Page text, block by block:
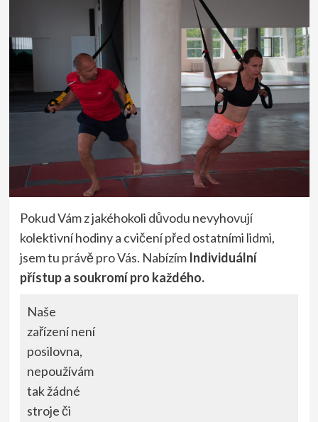
Pokud Vám z jakéhokoli důvodu nevyhovují
kolektivní hodiny a cvičení před ostatními lidmi,
jsem tu právě pro Vás. Nabízím Individuální
přístup a soukromí pro každého.
Naše
zařízení není
posilovna,
nepoužívám
tak žádné
stroje či